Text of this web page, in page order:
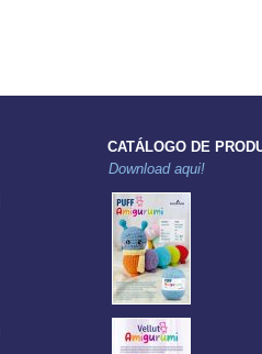
CATÁLOGO DE
Download aqui!